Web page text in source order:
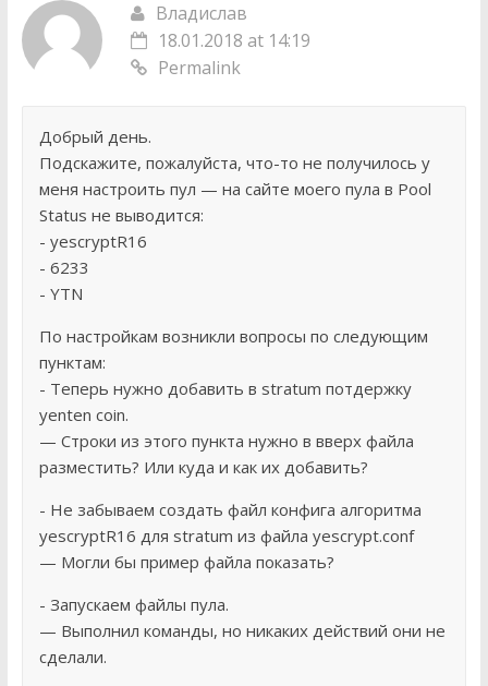
Владислав
18.01.2018 at 14:19
Permalink
Добрый день.
Подскажите, пожалуйста, что-то не получилось у
меня настроить пул — на сайте моего пула в Pool
Status не выводится:
- yescryptR16
- 6233
- YTN
По настройкам возникли вопросы по следующим
пунктам:
- Теперь нужно добавить в stratum потдержку
yenten coin.
— Строки из этого пункта нужно в вверх файла
разместить? Или куда и как их добавить?
- Не забываем создать файл конфига алгоритма
yescryptR16 для stratum из файла yescrypt.conf
— Могли бы пример файла показать?
- Запускаем файлы пула.
— Выполнил команды, но никаких действий они не
сделали.